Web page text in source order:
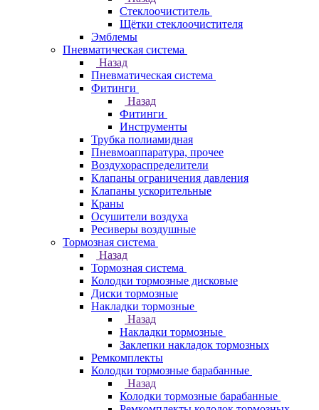
Стеклоочиститель
Щётки стеклоочистителя
Эмблемы
Пневматическая система
Назад
Пневматическая система
Фитинги
Назад
Фитинги
Инструменты
Трубка полиамидная
Пневмоаппаратура, прочее
Воздухораспределители
Клапаны ограничения давления
Клапаны ускорительные
Краны
Осушители воздуха
Ресиверы воздушные
Тормозная система
Назад
Тормозная система
Колодки тормозные дисковые
Диски тормозные
Накладки тормозные
Назад
Накладки тормозные
Заклепки накладок тормозных
Ремкомплекты
Колодки тормозные барабанные
Назад
Колодки тормозные барабанные